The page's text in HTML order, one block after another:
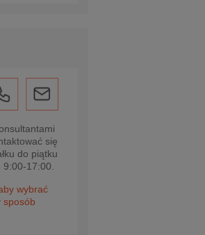
się
do piątku
17:00.
wybrać
sposób